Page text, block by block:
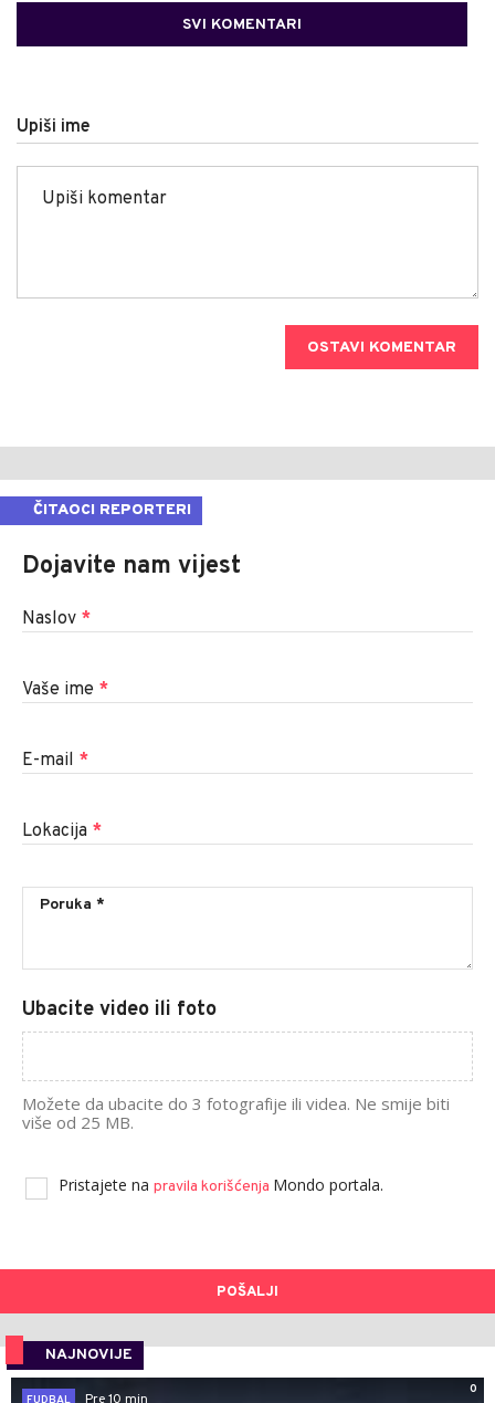
SVI KOMENTARI
Upiši ime
OSTAVI KOMENTAR
ČITAOCI REPORTERI
Dojavite nam vijest
Naslov *
Vaše ime *
E-mail *
Lokacija *
Ubacite video ili foto
Možete da ubacite do 3 fotografije ili videa. Ne smije biti
više od 25 MB.
Pristajete na pravila korišćenja Mondo portala.
POŠALJI
NAJNOVIJE
0
Pre 10 min